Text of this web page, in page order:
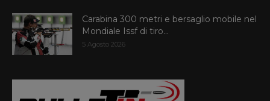
Carabina 300 metri e bersaglio mobile nel
Mondiale Issf di tiro...
5 Agosto 2026